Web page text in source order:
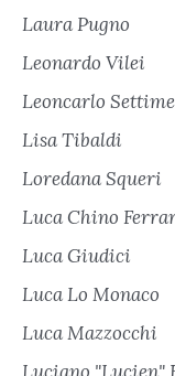
Laura Pugno
Leonardo Vilei
Leoncarlo
Lisa Tibaldi
Loredana Squeri
Luca Chino
Luca Giudici
Luca Lo Monaco
Luca Mazzocchi